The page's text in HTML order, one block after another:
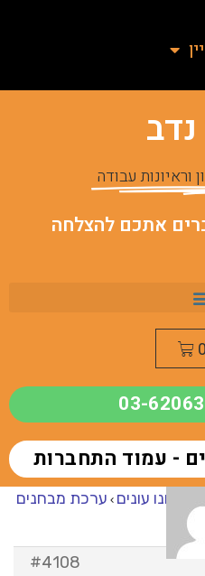
נדב
וראיונות עבודה
0
03-
- עמוד התחברות
אנחנו עונים › ערכת מבחנים
#4108